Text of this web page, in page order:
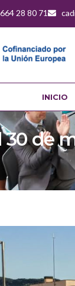
28 80 71
INICIO
de